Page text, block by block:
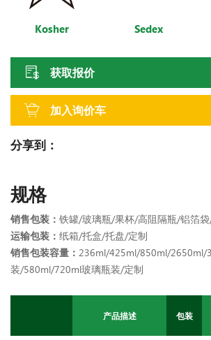
Kosher Sedex
获取报价
加入询价车
分享到：
规格
销售包装： 铁罐/玻璃瓶/果杯/高阻隔瓶/铝箔
运输包装： 纸箱/托盒/托盘/定制
销售包装容量： 236ml/425ml/850ml/2650ml/
装/580ml/720ml玻璃瓶装/定制
产品描述 包装